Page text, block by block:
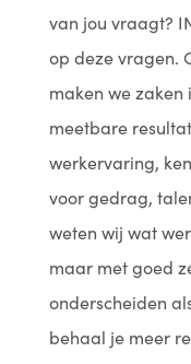
van jou vraagt?
op deze vragen.
maken we zaken
meetbare
werkervaring,
voor gedrag,
weten wij wat
maar met goed
onderscheiden
behaal je meer